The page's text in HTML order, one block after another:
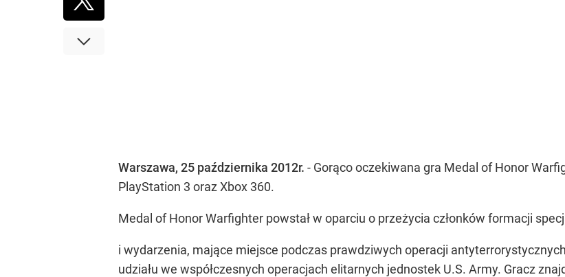
Warszawa, 25 października 2012r. - Gorąco oczekiwana gra Medal of Honor
PlayStation 3 oraz Xbox 360.
Medal of Honor Warfighter powstał w oparciu o przeżycia członków formacji
i wydarzenia, mające miejsce podczas prawdziwych operacji
udziału we współczesnych operacjach elitarnych jednostek U.S. Army. Gracz